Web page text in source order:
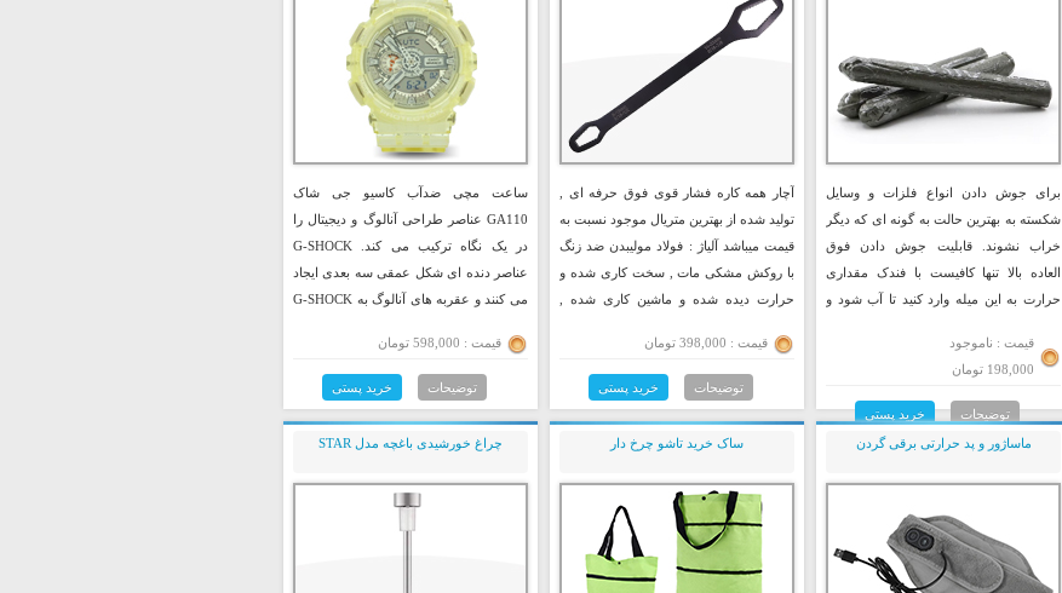
برای جوش دادن انواع فلزات و وسایل
شکسته به بهترین حالت به گونه ای که دیگر
خراب نشوند. قابلیت جوش دادن فوق
العاده بالا تنها کافیست با فندک مقداری
حرارت به این میله وارد کنید تا آب شود و
چسباندن است بریزید به خوبی میتوانید
تمامی وسایل را مانند روز اول کنید.
قیمت : ناموجود
198,000 تومان
توضیحات خرید پستی
آچار همه کاره فشار قوی فوق حرفه ای ,
تولید شده از بهترین متریال موجود نسبت به
قیمت میباشد آلیاژ : فولاد مولیبدن ضد زنگ
با روکش مشکی مات , سخت کاری شده و
حرارت دیده شده و ماشین کاری شده ,
کیفیت ساخت عالی , رنگ مات مشکی
قیمت : 398,000 تومان
توضیحات خرید پستی
ساعت مچی ضدآب کاسیو جی شاک
GA110 عناصر طراحی آنالوگ و دیجیتال را
در یک نگاه ترکیب می کند. G-SHOCK
عناصر دنده ای شکل عمقی سه بعدی ایجاد
می کنند و عقربه های آنالوگ به G-SHOCK
قیمت : 598,000 تومان
توضیحات خرید پستی
ماساژور و پد حرارتی برقی گردن ساک خرید تاشو چرخ دار چراغ خورشیدی باغچه مدل STAR